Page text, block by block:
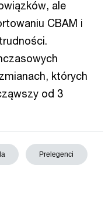
ale
CBAM i
których
od 3
Prelegenci